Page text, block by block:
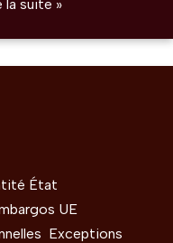
la suite »
État
UE
Exceptions